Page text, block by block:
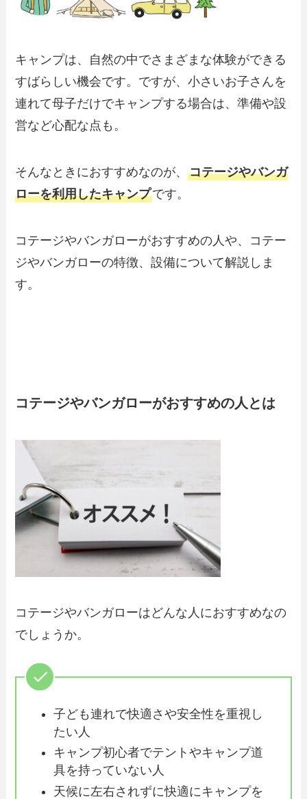
キャンプは、自然の中でさまざまな体験ができる
すばらしい機会です。ですが、小さいお子さんを
連れて母子だけでキャンプする場合は、準備や設
営など心配な点も。
そんなときにおすすめなのが、コテージやバンガ
ローを利用したキャンプです。
コテージやバンガローがおすすめの人や、コテー
ジやバンガローの特徴、設備について解説しま
す。
コテージやバンガローがおすすめの人とは
コテージやバンガローはどんな人におすすめなの
でしょうか。
子ども連れで快適さや安全性を重視し
たい人
キャンプ初心者でテントやキャンプ道
具を持っていない人
天候に左右されずに快適にキャンプを